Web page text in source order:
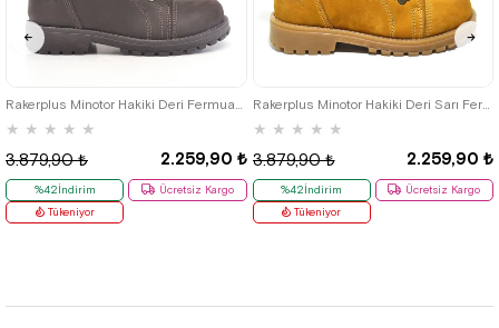
★ ★ ★ ★ ★
2.259,90 ₺
3.879,90 ₺
%42İndirim
Ücretsiz Kargo
Tükeniyor
26 27 28 29 30 31
32
Rakerplus Minotor Hakiki Deri Sarı Fermuarlı Çocuk Bot
★ ★ ★ ★ ★
2.259,90 ₺
3.879,90 ₺
%42İndirim
Ücretsiz Kargo
Tükeniyor
26 27 28 29 30 31
32